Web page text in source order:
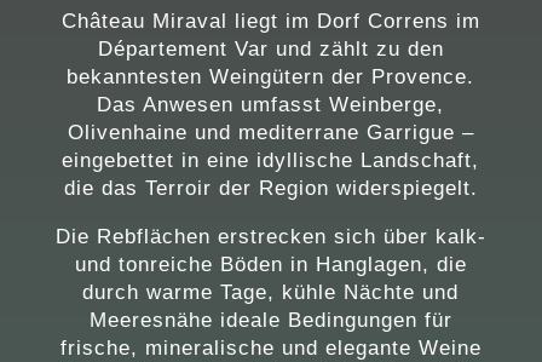
Château Miraval liegt im Dorf Correns im
Département Var und zählt zu den
bekanntesten Weingütern der Provence.
Das Anwesen umfasst Weinberge,
Olivenhaine und mediterrane Garrigue –
eingebettet in eine idyllische Landschaft,
die das Terroir der Region widerspiegelt.
Die Rebflächen erstrecken sich über kalk-
und tonreiche Böden in Hanglagen, die
durch warme Tage, kühle Nächte und
Meeresnähe ideale Bedingungen für
frische, mineralische und elegante Weine